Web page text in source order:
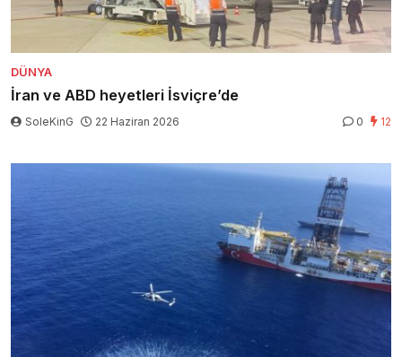
DÜNYA
İran ve ABD heyetleri İsviçre’de
SoleKinG 22 Haziran 2026 0 12